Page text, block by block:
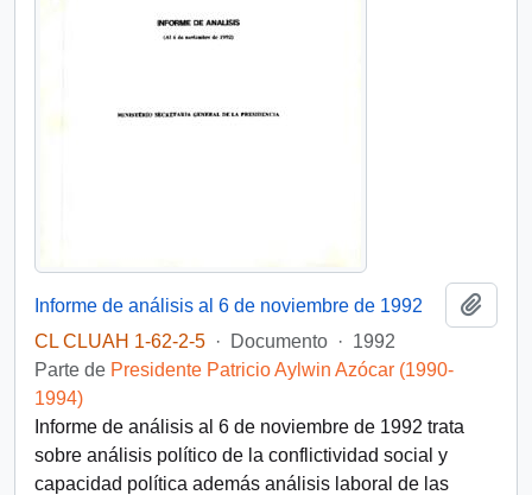
Informe de análisis al 6 de noviembre de 1992
CL CLUAH 1-62-2-5 · Documento · 1992
Parte de Presidente Patricio Aylwin Azócar (1990-
1994)
Informe de análisis al 6 de noviembre de 1992 trata
sobre análisis político de la conflictividad social y
capacidad política además análisis laboral de las